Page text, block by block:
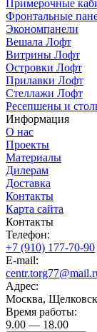
Примерочные
Фронтальные
Экономпанели
Вешала Лофт
Витрины Лофт
Островки Лофт
Прилавки Лофт
Стеллажи Лофт
Ресепшены и
Информация
О нас
Проекты
Материалы
Дилерам
Доставка
Контакты
Карта сайта
Контакты
Телефон:
+7 (910) 177-70-90
E-mail:
Адрес:
Москва,
Время работы:
9.00 — 18.00